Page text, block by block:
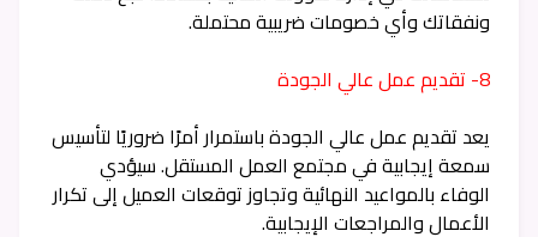
ونفقاتك وأي خصومات ضريبية محتملة.
8- تقديم عمل عالي الجودة
يعد تقديم عمل عالي الجودة باستمرار أمرًا ضروريًا لتأسيس
سمعة إيجابية في مجتمع العمل المستقل. سيؤدي
الوفاء بالمواعيد النهائية وتجاوز توقعات العميل إلى تكرار
الأعمال والمراجعات الإيجابية.